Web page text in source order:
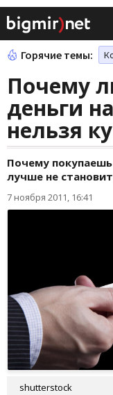
Горячие темы:
Почему
деньги
нельзя
Почему
лучше не
7 ноября 2011, 16:41
shutterstock